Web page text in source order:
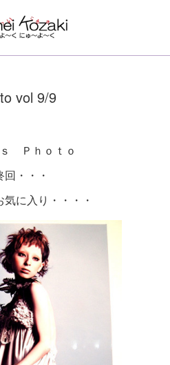
vol 9/9
Ｐｈｏｔｏ
回・・・
に入り・・・・